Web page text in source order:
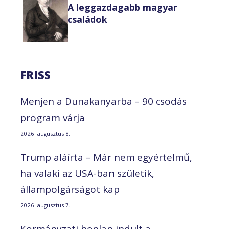
A leggazdagabb magyar
családok
FRISS
Menjen a Dunakanyarba – 90 csodás
program várja
2026. augusztus 8.
Trump aláírta – Már nem egyértelmű,
ha valaki az USA-ban születik,
állampolgárságot kap
2026. augusztus 7.